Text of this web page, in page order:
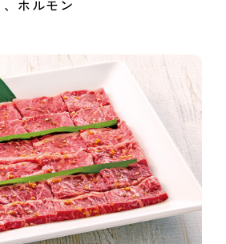
ホルモン